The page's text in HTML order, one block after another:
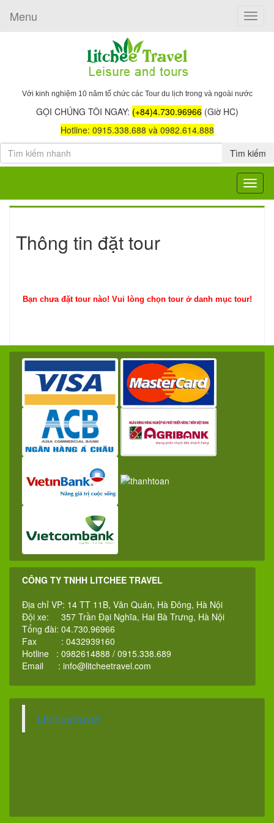
Toggle
Menu
Với kinh nghiệm 10 năm tổ chức các Tour du lịch trong và ngoài nước
GỌI CHÚNG TÔI NGAY: (+84)4.730.96966 (Giờ HC)
Hotline: 0915.338.688 và 0982.614.888
Tìm kiếm
Toggle
Thông tin đặt tour
Bạn chưa đặt tour nào! Vui lòng chọn tour ở danh mục tour!
CÔNG TY TNHH LITCHEE TRAVEL
Địa chỉ VP: 14 TT 11B, Văn Quán, Hà Đông, Hà Nội
Đội xe: 357 Trần Đại Nghĩa, Hai Bà Trưng, Hà Nội
Tổng đài: 04.730.96966
Fax : 0432939160
Hotline : 0982614888 / 0915.338.689
Email : info@litcheetravel.com
Litcheetravel